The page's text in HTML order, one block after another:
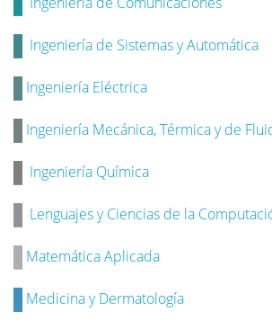
Ingeniería de Sistemas y Automática
Ingeniería Eléctrica
Ingeniería Mecánica, Térmica y de
Ingeniería Química
Lenguajes y Ciencias de la
Matemática Aplicada
Medicina y Dermatología